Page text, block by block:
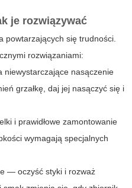
je rozwiązywać
powtarzających się trudności.
rozwiązaniami:
nasączenie
grzałkę, daj jej nasączyć się i
i prawidłowe zamontowanie
wymagają specjalnych
— oczyść styki i rozważ